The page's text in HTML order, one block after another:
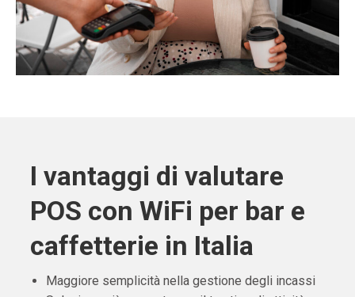
I vantaggi di valutare
POS con WiFi per bar e
caffetterie in Italia
Maggiore semplicità nella gestione degli incassi